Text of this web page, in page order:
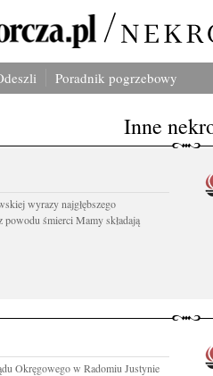
Poradnik pogrzebowy
Inne
wyrazy najgłębszego
powodu śmierci Mamy składają
Okręgowego w Radomiu Justynie